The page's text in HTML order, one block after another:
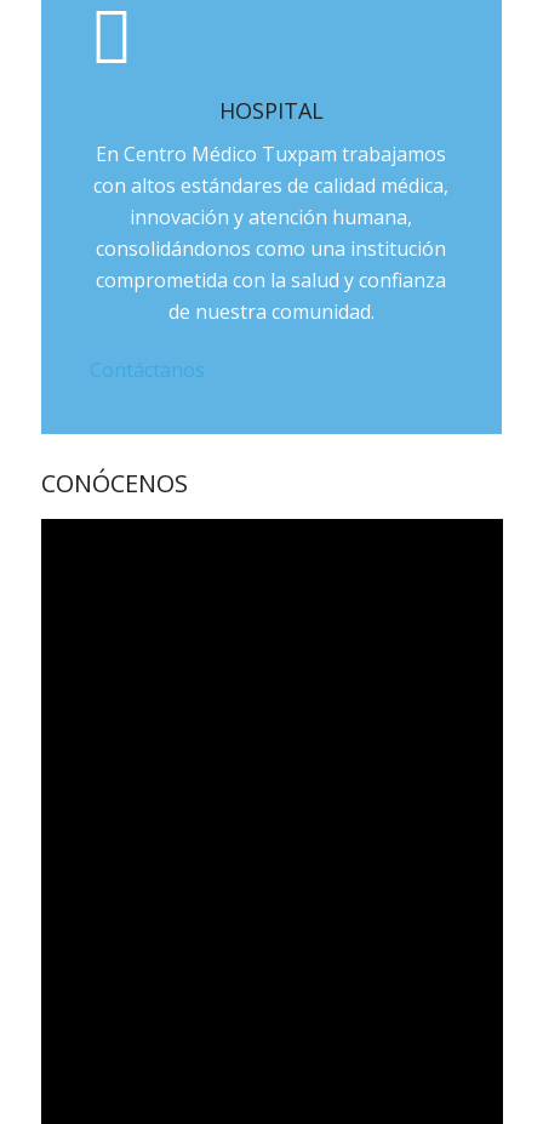
HOSPITAL
En Centro Médico Tuxpam trabajamos
con altos estándares de calidad médica,
innovación y atención humana,
consolidándonos como una institución
comprometida con la salud y confianza
de nuestra comunidad.
Contáctanos
CONÓCENOS